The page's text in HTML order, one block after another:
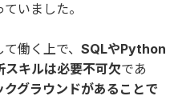
いました。
働く上で、 SQLやPython
スキルは必要不可欠であ
グラウンドがあることで